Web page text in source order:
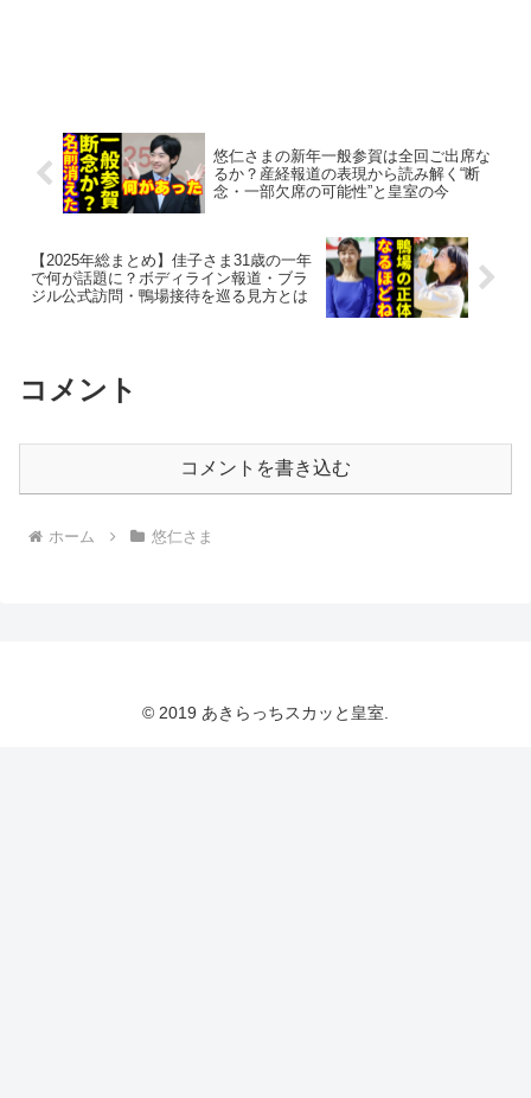
悠仁さまの新年一般参賀は全回ご出席な
るか？産経報道の表現から読み解く“断
念・一部欠席の可能性”と皇室の今
【2025年総まとめ】佳子さま31歳の一年
で何が話題に？ボディライン報道・ブラ
ジル公式訪問・鴨場接待を巡る見方とは
コメント
コメントを書き込む
ホーム 悠仁さま
© 2019 あきらっちスカッと皇室.